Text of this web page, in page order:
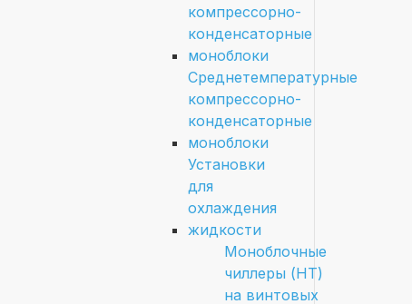
компрессорно-
конденсаторные
моноблоки
Среднетемпературные
компрессорно-
конденсаторные
моноблоки
Установки
для
охлаждения
жидкости
Моноблочные
чиллеры (HT)
на винтовых